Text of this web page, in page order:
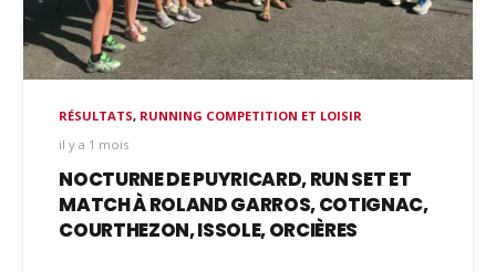
RÉSULTATS, RUNNING COMPETITION ET LOISIR
il y a 1 mois
NOCTURNE DE PUYRICARD, RUN SET ET
MATCH À ROLAND GARROS, COTIGNAC,
COURTHEZON, ISSOLE, ORCIÈRES